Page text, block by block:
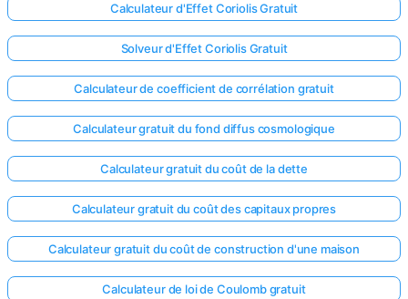
Calculateur d'Effet Coriolis Gratuit
Solveur d'Effet Coriolis Gratuit
Calculateur de coefficient de corrélation gratuit
Calculateur gratuit du fond diffus cosmologique
Calculateur gratuit du coût de la dette
Calculateur gratuit du coût des capitaux propres
Calculateur gratuit du coût de construction d'une maison
Calculateur de loi de Coulomb gratuit